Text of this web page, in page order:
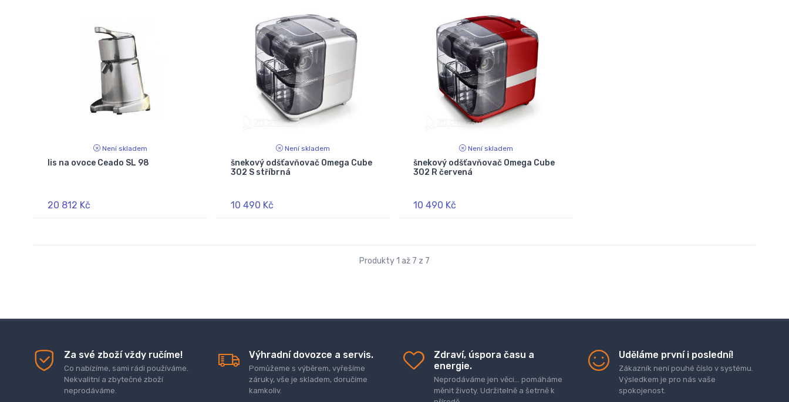
Není skladem
lis na ovoce Ceado SL 98
20 812 Kč
Není skladem
šnekový odšťavňovač Omega Cube
302 S stříbrná
10 490 Kč
Není skladem
šnekový odšťavňovač Omega Cube
302 R červená
10 490 Kč
Produkty 1 až 7 z 7
Za své zboží vždy ručíme!
Co nabízíme, sami rádi používáme.
Nekvalitní a zbytečné zboží
neprodáváme.
Výhradní dovozce a servis.
Pomůžeme s výběrem, vyřešíme
záruky, vše je skladem, doručíme
kamkoliv.
Zdraví, úspora času a
energie.
Neprodáváme jen věci... pomáháme
měnit životy. Udržitelně a šetrně k
Uděláme první i poslední!
Zákazník není pouhé číslo v systému.
Výsledkem je pro nás vaše
spokojenost.